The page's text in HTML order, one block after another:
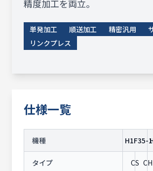
精度加工を両立。
単発加工 順送加工 精密汎用
リンクプレス
仕様一覧
機種 H1F35-1
タイプ CS CH